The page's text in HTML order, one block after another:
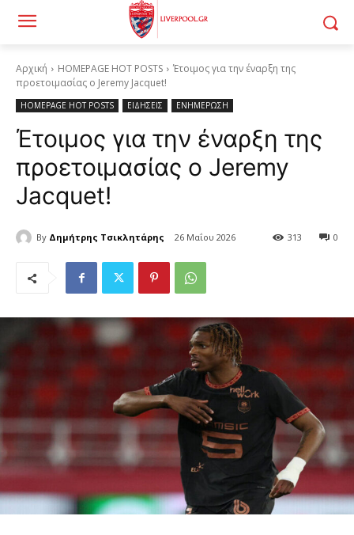
Αρχική HOMEPAGE HOT POSTS
Έτοιμος για την έναρξη της
προετοιμασίας ο Jeremy Jacquet!
HOMEPAGE HOT POSTS ΕΙΔΗΣΕΙΣ ΕΝΗΜΕΡΩΣΗ
Έτοιμος για την έναρξη της
προετοιμασίας ο Jeremy
Jacquet!
By Δημήτρης Τσικλητάρης 26 Μαΐου 2026 0
313